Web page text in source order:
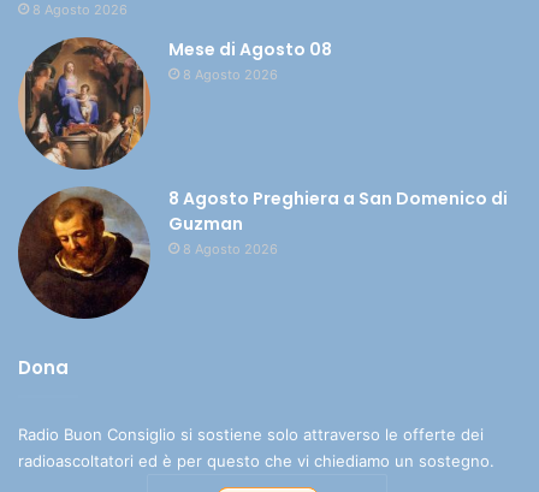
8 Agosto 2026
Mese di Agosto 08
8 Agosto 2026
8 Agosto Preghiera a San Domenico di
Guzman
8 Agosto 2026
Dona
Radio Buon Consiglio si sostiene solo attraverso le offerte dei
radioascoltatori ed è per questo che vi chiediamo un sostegno.